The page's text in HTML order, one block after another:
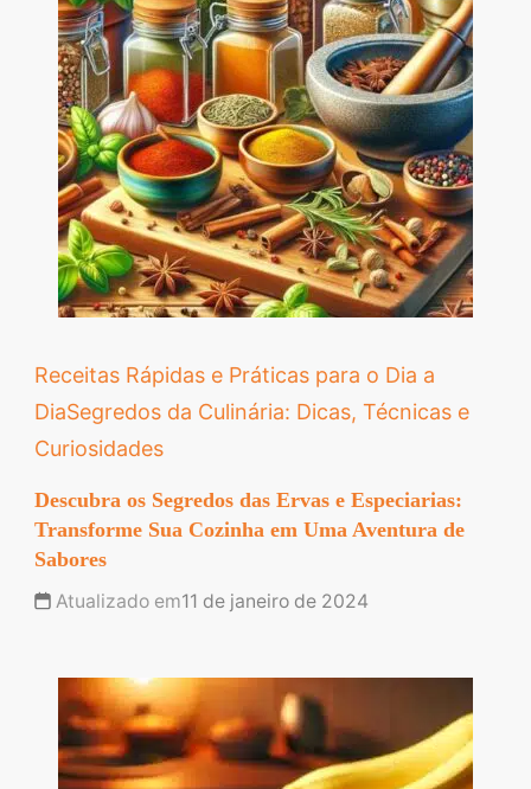
Receitas Rápidas e Práticas para o Dia a
DiaSegredos da Culinária: Dicas, Técnicas e
Curiosidades
Descubra os Segredos das Ervas e Especiarias:
Transforme Sua Cozinha em Uma Aventura de
Sabores
Atualizado em11 de janeiro de 2024